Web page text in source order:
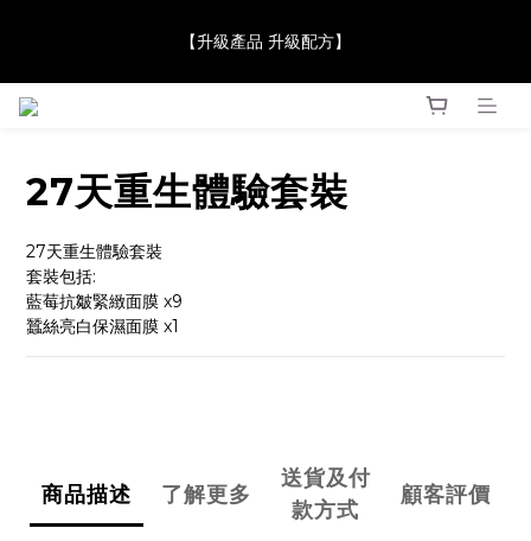
Award 勇奪金獎】
【升級產品 升級配方】
【JaneClare 康膚薈在iida Award Milan 2024 Professional
27天重生體驗套裝
27天重生體驗套裝
套裝包括:
藍莓抗皺緊緻面膜 x9
蠶絲亮白保濕面膜 x1
商品描述 了解更多
送貨及付
款方式
顧客評價